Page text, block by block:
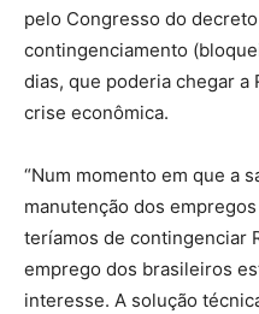
pelo Congresso do
contingenciamento
dias, que poderia chegar
crise econômica.
“Num momento em que a
manutenção dos
teríamos de contingenciar
emprego dos brasileiros
interesse. A solução